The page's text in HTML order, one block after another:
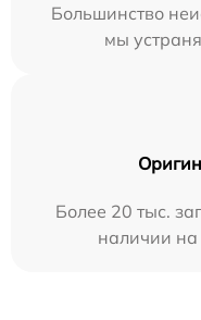
Большинство
мы
Более 20 тыс.
наличии на